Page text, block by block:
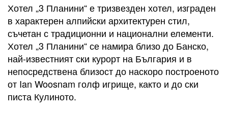
Хотел „3 Планини“ е тризвезден хотел, изграден
в характерен алпийски архитектурен стил,
съчетан с традиционни и национални елементи.
Хотел „3 Планини“ се намира близо до Банско,
най-известният ски курорт на България и в
непосредствена близост до наскоро построеното
от Ian Woosnam голф игрище, както и до ски
писта Кулиното.